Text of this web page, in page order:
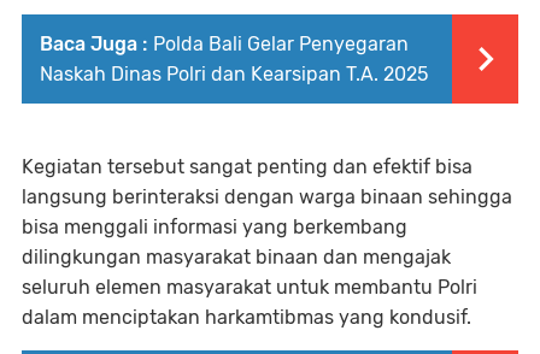
Baca Juga : Polda Bali Gelar Penyegaran
Naskah Dinas Polri dan Kearsipan T.A. 2025
Kegiatan tersebut sangat penting dan efektif bisa
langsung berinteraksi dengan warga binaan sehingga
bisa menggali informasi yang berkembang
dilingkungan masyarakat binaan dan mengajak
seluruh elemen masyarakat untuk membantu Polri
dalam menciptakan harkamtibmas yang kondusif.